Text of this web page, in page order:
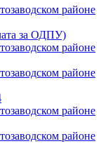
районе
за ОДПУ)
районе
районе
районе
районе